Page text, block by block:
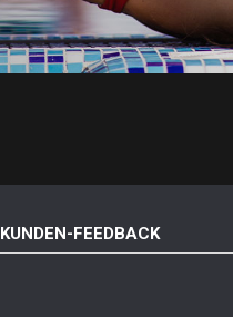
KUNDEN-FEEDBACK